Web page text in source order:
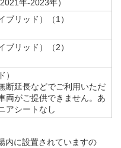
年-2023年）
ブリッド）（1）
ブリッド）（2）
）
断延長などでご利用いただ
両がご提供できません。あ
アシートなし
内に設置されていますの